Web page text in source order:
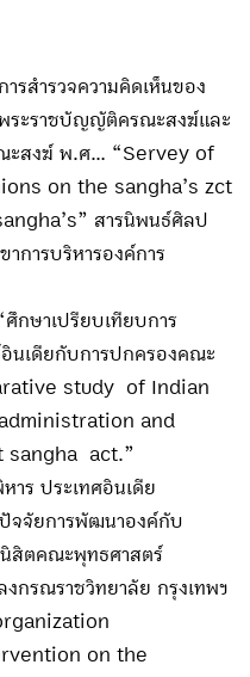
รสำรวจความคิดเห็นของ
ระราชบัญญัติครณะสงฆ์และ
ะสงฆ์ พ.ศ... “Servey of
on the sangha’s zct
สารนิพนธ์ศิลป
การบริหารองค์การ
กษาเปรียบเทียบการ
นเดียกับการปกครองคณะ
study of Indian
and
sangha act.”
าร ประเทศอินเดีย
จจัยการพัฒนาองค์กับ
สิตคณะพุทธศาสตร์
กรณราชวิทยาลัย กรุงเทพฯ
on the